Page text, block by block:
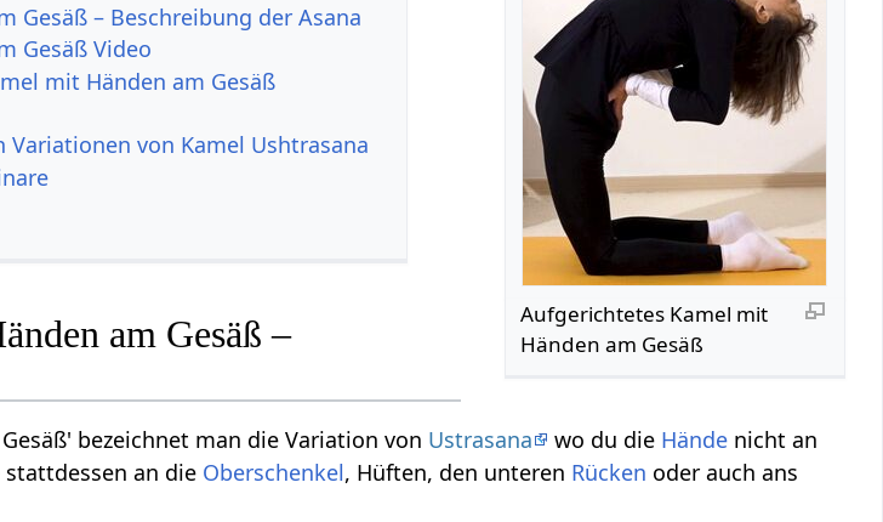
Aufgerichtetes Kamel mit
Händen am Gesäß
Gesäß – Beschreibung der Asana
Gesäß Video
mit Händen am Gesäß
Variationen von Kamel Ushtrasana
am Gesäß –
bezeichnet man die Variation von Ustrasana wo du die Hände nicht an
an die Oberschenkel, Hüften, den unteren Rücken oder auch ans